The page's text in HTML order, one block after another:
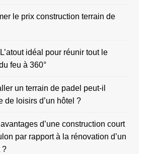
le prix construction terrain de
idéal pour réunir tout le
feu à 360°
un terrain de padel peut-il
de loisirs d’un hôtel ?
d’une construction court
par rapport à la rénovation d’un
?